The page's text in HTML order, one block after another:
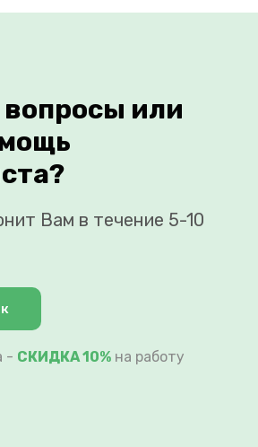
или
Вам в течение 5-10
- СКИДКА 10% на работу